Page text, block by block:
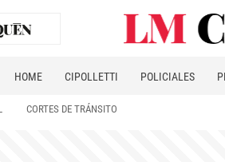
HOME CIPOLLETTI POLICIALES
CORTES DE TRÁNSITO